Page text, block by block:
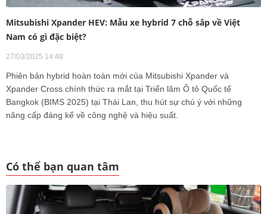
Mitsubishi Xpander HEV: Mẫu xe hybrid 7 chỗ sắp về Việt
Nam có gì đặc biệt?
27/03/2025 14:48
Phiên bản hybrid hoàn toàn mới của Mitsubishi Xpander và
Xpander Cross chính thức ra mắt tại Triển lãm Ô tô Quốc tế
Bangkok (BIMS 2025) tại Thái Lan, thu hút sự chú ý với những
nâng cấp đáng kể về công nghệ và hiệu suất.
Có thể bạn quan tâm